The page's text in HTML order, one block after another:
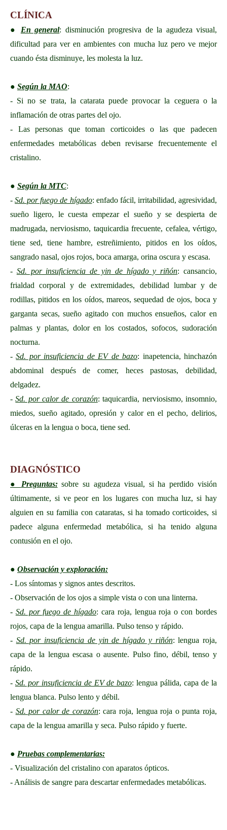
CLÍNICA
● En general: disminución progresiva de la agudeza visual,
dificultad para ver en ambientes con mucha luz pero ve mejor
cuando ésta disminuye, les molesta la luz.
● Según la MAO:
- Si no se trata, la catarata puede provocar la ceguera o la
inflamación de otras partes del ojo.
- Las personas que toman corticoides o las que padecen
enfermedades metabólicas deben revisarse frecuentemente el
cristalino.
● Según la MTC:
-Sd. por fuego de hígado: enfado fácil, irritabilidad, agresividad,
sueño ligero, le cuesta empezar el sueño y se despierta de
madrugada, nerviosismo, taquicardia frecuente, cefalea, vértigo,
tiene sed, tiene hambre, estreñimiento, pitidos en los oídos,
sangrado nasal, ojos rojos, boca amarga, orina oscura y escasa.
- Sd. por insuficiencia de yin de hígado y riñón: cansancio,
frialdad corporal y de extremidades, debilidad lumbar y de
rodillas, pitidos en los oídos, mareos, sequedad de ojos, boca y
garganta secas, sueño agitado con muchos ensueños, calor en
palmas y plantas, dolor en los costados, sofocos, sudoración
nocturna.
-Sd. por insuficiencia de EV de bazo: inapetencia, hinchazón
abdominal después de comer, heces pastosas, debilidad,
delgadez.
-Sd. por calor de corazón: taquicardia, nerviosismo, insomnio,
miedos, sueño agitado, opresión y calor en el pecho, delirios,
úlceras en la lengua o boca, tiene sed.
DIAGNÓSTICO
● Preguntas:sobre su agudeza visual, si ha perdido visión
últimamente, si ve peor en los lugares con mucha luz, si hay
alguien en su familia con cataratas, si ha tomado corticoides, si
padece alguna enfermedad metabólica, si ha tenido alguna
contusión en el ojo.
● Observación y exploración:
- Los síntomas y signos antes descritos.
- Observación de los ojos a simple vista o con una linterna.
- Sd. por fuego de hígado: cara roja, lengua roja o con bordes
rojos, capa de la lengua amarilla. Pulso tenso y rápido.
- Sd. por insuficiencia de yin de hígado y riñón: lengua roja,
capa de la lengua escasa o ausente. Pulso fino, débil, tenso y
rápido.
- Sd. por insuficiencia de EV de bazo: lengua pálida, capa de la
lengua blanca. Pulso lento y débil.
- Sd. por calor de corazón: cara roja, lengua roja o punta roja,
capa de la lengua amarilla y seca. Pulso rápido y fuerte.
● Pruebas complementarias:
- Visualización del cristalino con aparatos ópticos.
- Análisis de sangre para descartar enfermedades metabólicas.